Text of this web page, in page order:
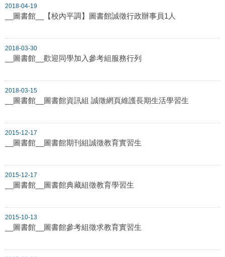
2018-04-19
__圖書館__【校內平調】圖書館誠徵行政辦事員1人
2018-03-30
__圖書館__歡迎同學加入參考組服務行列
2018-03-15
__圖書館__圖書館資訊組 誠徵網頁維護長期生活學習生
2015-12-17
__圖書館__圖書館期刊組誠徵教育實習生
2015-12-17
__圖書館__圖書館典藏組徵教育學習生
2015-10-13
__圖書館__圖書館參考組徵求教育實習生